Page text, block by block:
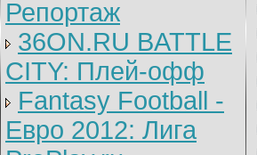
Репортаж
36ON.RU BATTLE
CITY: Плей-офф
Fantasy Football -
Евро 2012: Лига